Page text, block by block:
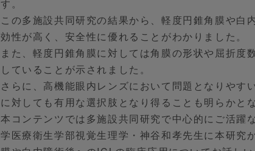
す。
この多施設共同研究の結果から、軽度円錐角膜や白
効性が高く、安全性に優れることがわかりました。
また、軽度円錐角膜に対しては角膜の形状や屈折度
していることが示されました。
さらに、高機能眼内レンズにおいて問題となりやす
に対しても有用な選択肢となり得ることも明らかと
本コンテンツでは多施設共同研究で中心的にご活躍
学医療衛生学部視覚生理学・神谷和孝先生に本研究